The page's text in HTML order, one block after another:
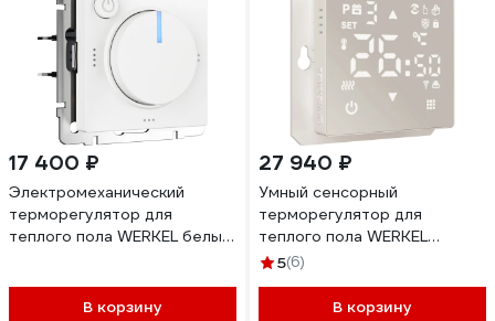
17 400 ₽
Электромеханический
терморегулятор для
теплого пола WERKEL белый
В корзину
27 940 ₽
Умный сенсорный
терморегулятор для
теплого пола WERKEL
дымчатый a065138
5(6)
В корзину